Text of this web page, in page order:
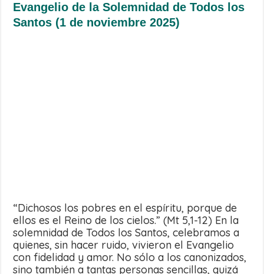
Evangelio de la Solemnidad de Todos los
Santos (1 de noviembre 2025)
“Dichosos los pobres en el espíritu, porque de
ellos es el Reino de los cielos.” (Mt 5,1-12) En la
solemnidad de Todos los Santos, celebramos a
quienes, sin hacer ruido, vivieron el Evangelio
con fidelidad y amor. No sólo a los canonizados,
sino también a tantas personas sencillas, quizá